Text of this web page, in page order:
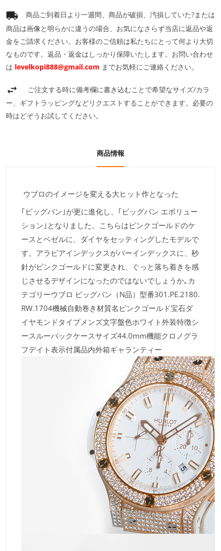
商品ご到着日より一週間、商品が破損、汚損していた?または
商品は画像と明らかに違うの場合、お気になさらず当店に返品や返
金をご請求ください。お客様のご信頼は私たちにとって何より大切
なものです。返品・返金はしっかり保障いたします。お問い合わせ
は levelkopi888@gmail.com までお気軽にご連絡ください。
ご注文する時に備考欄に書き込むことで希望なサイズ/カラ
ー、ギフトラッピングなどリクエストすることができます。必要の
時はどぞうお試してください。
商品情報
ウブロのイメージを変える大ヒット作となった
｢ビッグバン｣が更に進化し、｢ビッグバン エボリュー
ション｣となりました。こちらはピンクゴールドのケ
ースとベゼルに、ダイヤをセッティングしたモデルで
す。アラビアインデックスがバーインデックスに、秒
針がピンクゴールドに変更され、ぐっと落ち着きを感
じさせるデザインになったのではないでしょうか｡カ
テゴリーウブロ ビッグバン（N品）型番301.PE.2180.
RW.1704機械自動巻き材質名ピンクゴールド宝石ダ
イヤモンドタイプメンズ文字盤色ホワイト外装特徴シ
ースルーバックケースサイズ44.0mm機能クロノグラ
フデイト表示付属品内外箱ギャランティー